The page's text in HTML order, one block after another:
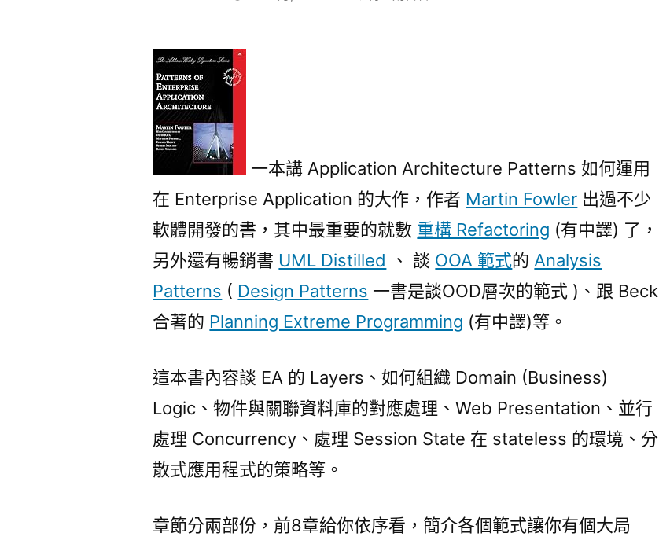
介〉
中
一本講 Application Architecture Patterns 如何運用
在 Enterprise Application 的大作，作者 Martin Fowler 出過不少
軟體開發的書，其中最重要的就數 重構 Refactoring (有中譯) 了，
另外還有暢銷書 UML Distilled 、 談 OOA 範式的 Analysis
Patterns ( Design Patterns 一書是談OOD層次的範式 )、跟 Beck
合著的 Planning Extreme Programming (有中譯)等。
這本書內容談 EA 的 Layers、如何組織 Domain (Business)
Logic、物件與關聯資料庫的對應處理、Web Presentation、並行
處理 Concurrency、處理 Session State 在 stateless 的環境、分
散式應用程式的策略等。
章節分兩部份，前8章給你依序看，簡介各個範式讓你有個大局